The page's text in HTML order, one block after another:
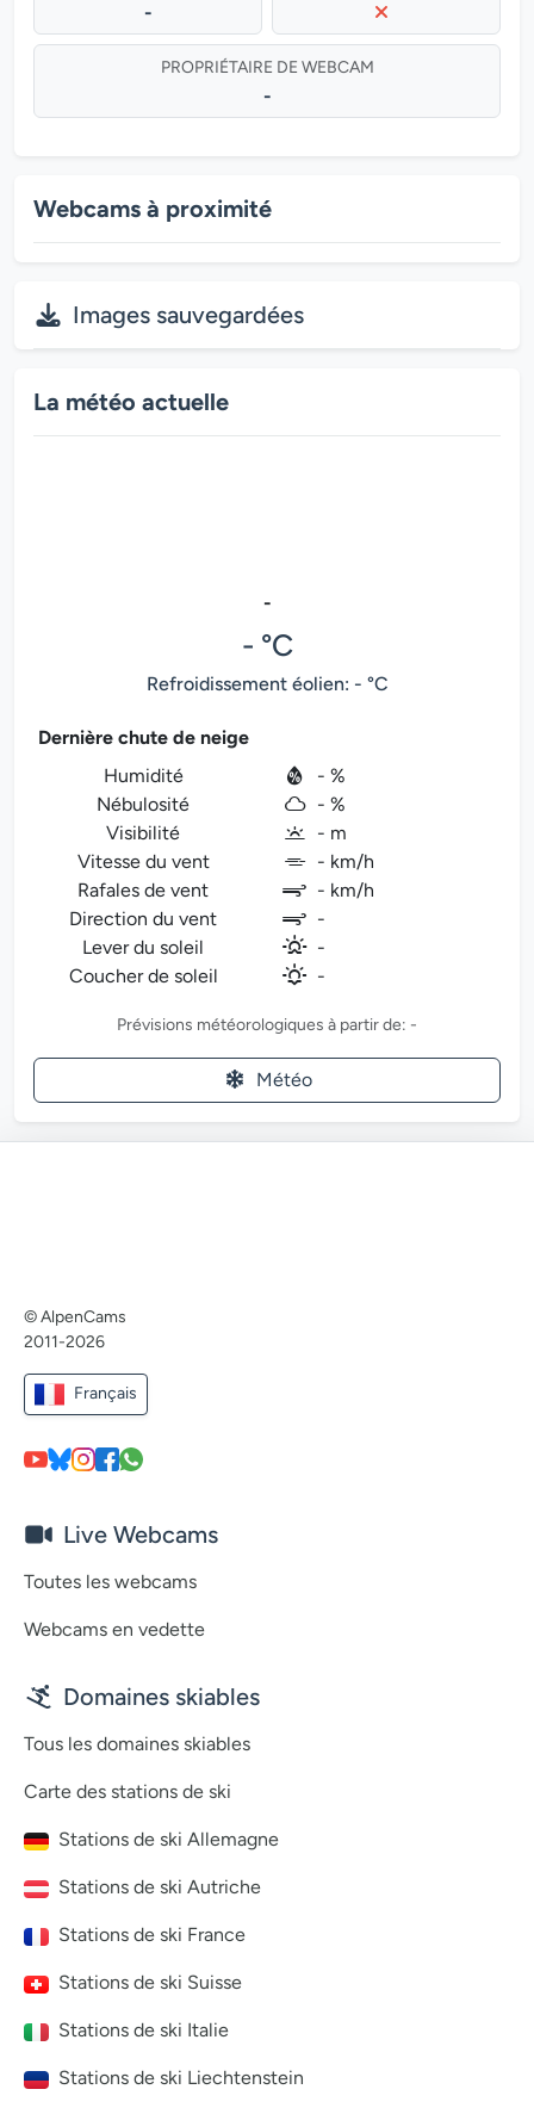
-
PROPRIÉTAIRE DE WEBCAM
-
Webcams à proximité
Images sauvegardées
La météo actuelle
-
- °C
Refroidissement éolien: - °C
Dernière chute de neige
Humidité
- %
Nébulosité
- %
Visibilité
- m
Vitesse du vent
- km/h
Rafales de vent
- km/h
Direction du vent
-
Lever du soleil
-
Coucher de soleil
-
Prévisions météorologiques à partir de: -
Météo
© AlpenCams
2011-2026
Français
Live Webcams
Toutes les webcams
Webcams en vedette
Domaines skiables
Tous les domaines skiables
Carte des stations de ski
Stations de ski Allemagne
Stations de ski Autriche
Stations de ski France
Stations de ski Suisse
Stations de ski Italie
Stations de ski Liechtenstein